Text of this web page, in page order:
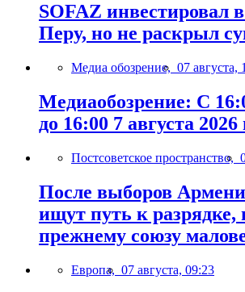
SOFAZ инвестировал
Перу, но не раскрыл
Медиа обозрение, 07 августа,
Медиаобозрение: С
до 16:00 7 августа 2026
Постсоветское пространство,
После выборов
ищут путь к разрядке,
прежнему союзу
Европа, 07 августа, 09:23